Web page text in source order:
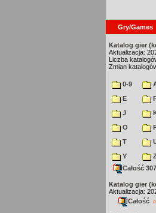
Gry/Games
Katalog gier
Aktualizacja:
Liczba
Zmian
0-9
E
J
O
T
Y
Całość
Katalog gier
Aktualizacja:
Całość